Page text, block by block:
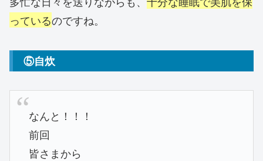
っているのですね。
⑤自炊
なんと！！！
前回
皆さまから